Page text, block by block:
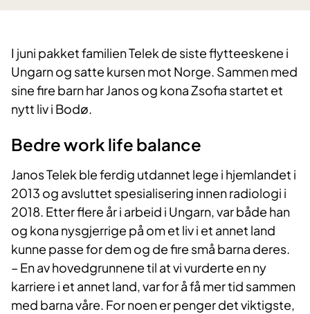
I juni pakket familien Telek de siste flytteeskene i
Ungarn og satte kursen mot Norge. Sammen med
sine fire barn har Janos og kona Zsofia startet et
nytt liv i Bodø.
Bedre work life balance
Janos Telek ble ferdig utdannet lege i hjemlandet i
2013 og avsluttet spesialisering innen radiologi i
2018. Etter flere år i arbeid i Ungarn, var både han
og kona nysgjerrige på om et liv i et annet land
kunne passe for dem og de fire små barna deres.
– En av hovedgrunnene til at vi vurderte en ny
karriere i et annet land, var for å få mer tid sammen
med barna våre. For noen er penger det viktigste,